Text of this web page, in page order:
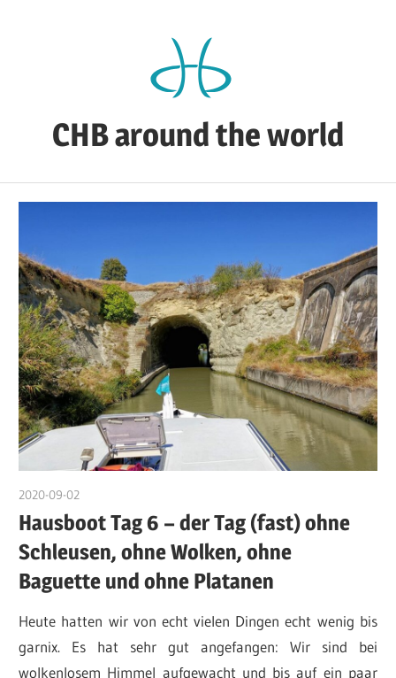
CHB around the world
2020-09-02
Hausboot Tag 6 – der Tag (fast) ohne
Schleusen, ohne Wolken, ohne
Baguette und ohne Platanen
Heute hatten wir von echt vielen Dingen echt wenig bis
garnix. Es hat sehr gut angefangen: Wir sind bei
wolkenlosem Himmel aufgewacht und bis auf ein paar